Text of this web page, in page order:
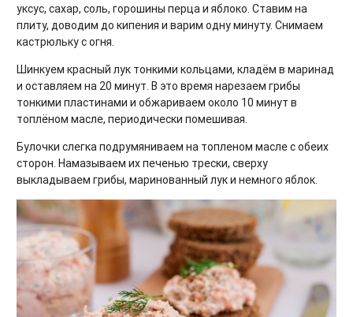
уксус, сахар, соль, горошины перца и яблоко. Ставим на
плиту, доводим до кипения и варим одну минуту. Снимаем
кастрюльку с огня.
Шинкуем красный лук тонкими кольцами, кладём в маринад
и оставляем на 20 минут. В это время нарезаем грибы
тонкими пластинами и обжариваем около 10 минут в
топлёном масле, периодически помешивая.
Булочки слегка подрумяниваем на топленом масле с обеих
сторон. Намазываем их печенью трески, сверху
выкладываем грибы, маринованный лук и немного яблок.